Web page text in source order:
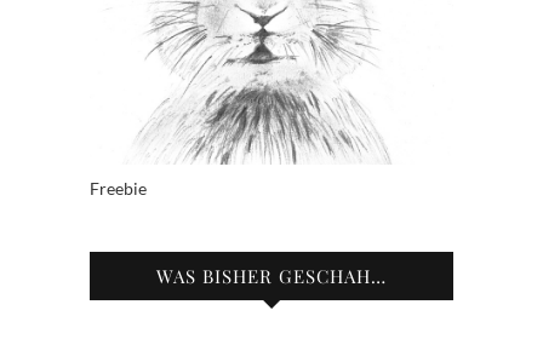
Freebie
WAS BISHER GESCHAH…